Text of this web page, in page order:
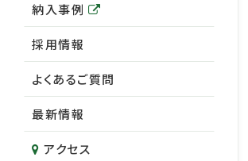
納入事例
採用情報
よくあるご質問
最新情報
アクセス